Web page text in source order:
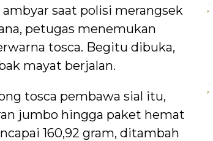
saat polisi merangsek
petugas menemukan
tosca. Begitu dibuka,
mayat berjalan.
tosca pembawa sial itu,
jumbo hingga paket hemat
160,92 gram, ditambah